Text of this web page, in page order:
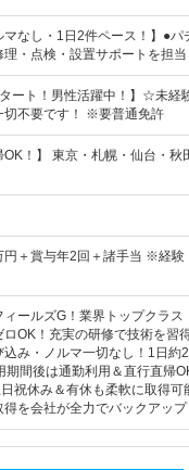
マなし・1日2件ペース！】●
・点検・設置サポートを担当
タート！男性活躍中！】☆未
切不要です！ ※要普通免許
OK！】 東京・札幌・仙台・
円＋賞与年2回＋諸手当 ※経
ィールズG！業界トップクラス
ロOK！充実の研修で技術を習
込み・ノルマ一切なし！1日約
期間後は通勤利用＆直行直帰
日祝休み＆有休も柔軟に取得可
得を会社が全力でバックアップ